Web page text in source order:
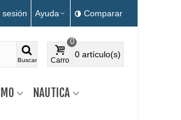
sesión Ayuda Comparar
Buscar Carro
0
0 artículo(s)
NAUTICA